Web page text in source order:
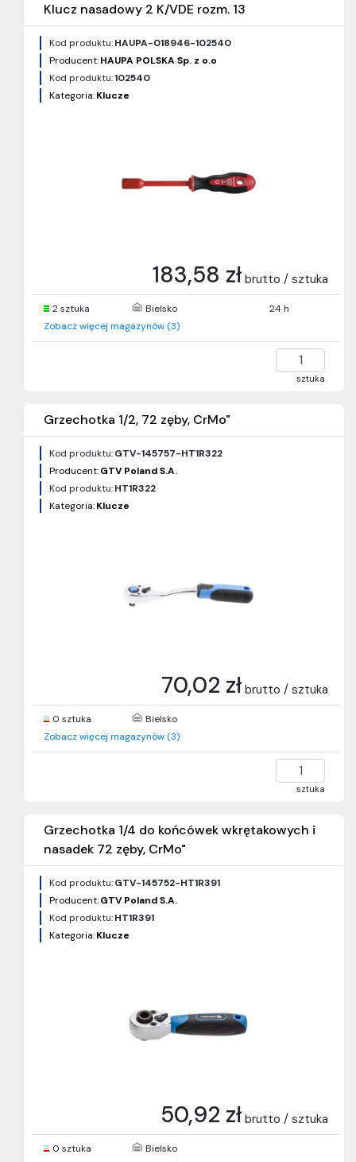
Klucz nasadowy 2 K/VDE rozm. 13
Kod produktu:HAUPA-018946-102540
Producent:HAUPA POLSKA Sp. z o.o
Kod produktu:102540
Kategoria:Klucze
183,58 zł brutto / sztuka
2 sztuka Bielsko
24 h
Zobacz więcej magazynów (3)
sztuka
Grzechotka 1/2, 72 zęby, CrMo"
Kod produktu:GTV-145757-HT1R322
Producent:GTV Poland S.A.
Kod produktu:HT1R322
Kategoria:Klucze
70,02 zł brutto / sztuka
0 sztuka
Bielsko
Zobacz więcej magazynów (3)
sztuka
Grzechotka 1/4 do końcówek wkrętakowych i
nasadek 72 zęby, CrMo"
Kod produktu:GTV-145752-HT1R391
Producent:GTV Poland S.A.
Kod produktu:HT1R391
Kategoria:Klucze
50,92 zł brutto / sztuka
0 sztuka
Bielsko